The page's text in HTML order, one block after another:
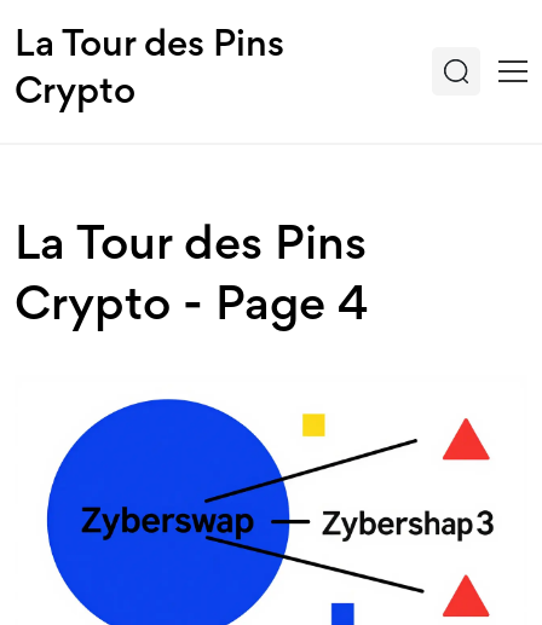
La Tour des Pins
Crypto
La Tour des Pins
Crypto - Page 4